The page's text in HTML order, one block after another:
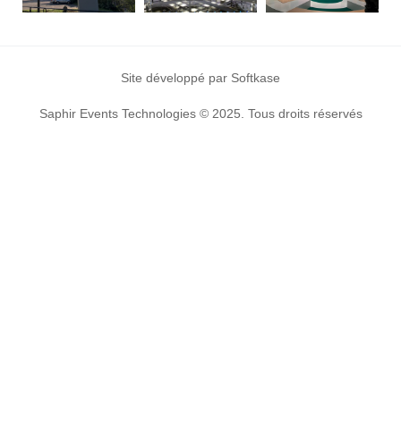
Site développé par Softkase
Saphir Events Technologies © 2025. Tous droits réservés